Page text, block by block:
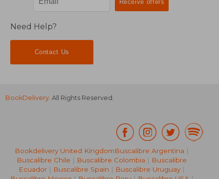
Need Help?
Contact Us
BookDelivery . All Rights Reserved.
Bookdelivery United KingdomBuscalibre Argentina |
Buscalibre Chile | Buscalibre Colombia | Buscalibre
Ecuador | Buscalibre Spain | Buscalibre Uruguay |